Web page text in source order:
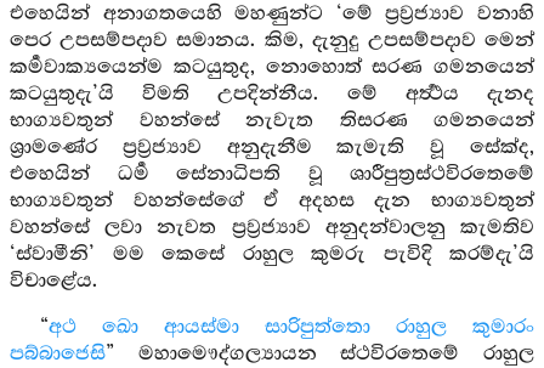
එහෙයින් අනාගතයෙහි මහණුන්ට ‘මේ ප්‍රව්‍රජ්‍යාව වනාහි
පෙර උපසම්පදාව සමානය. කිම, දැනුදු උපසම්පදාව මෙන්
කර්‍මවාක්‍යයෙන්ම කටයුතුද, නොහොත් සරණ ගමනයෙන්
කටයුතුදැ’යි විමති උපදින්නීය. මේ අර්‍ත්‍ථය දැනද
භාග්‍යවතුන් වහන්සේ නැවැත තිසරණ ගමනයෙන්
ශ්‍රාමණේර ප්‍රව්‍රජ්‍යාව අනුදැනීම කැමැති වූ සේක්ද,
එහෙයින් ධර්‍ම සේනාධිපති වූ ශාරීපුත්‍රස්ථවිරතෙමේ
භාග්‍යවතුන් වහන්සේගේ ඒ අදහස දැන භාග්‍යවතුන්
වහන්සේ ලවා නැවත ප්‍රව්‍රජ්‍යාව අනුදන්වාලනු කැමතිව
‘ස්වාමීනි’ මම කෙසේ රාහුල කුමරු පැවිදි කරම්දැ’යි
විචාළේය.
“අථ ඛො ආයස්මා සාරිපුත්තො රාහුල කුමාරං
පබ්බාජෙසි” මහාමෞද්ගල්‍යායන ස්ථවිරතෙමේ රාහුල